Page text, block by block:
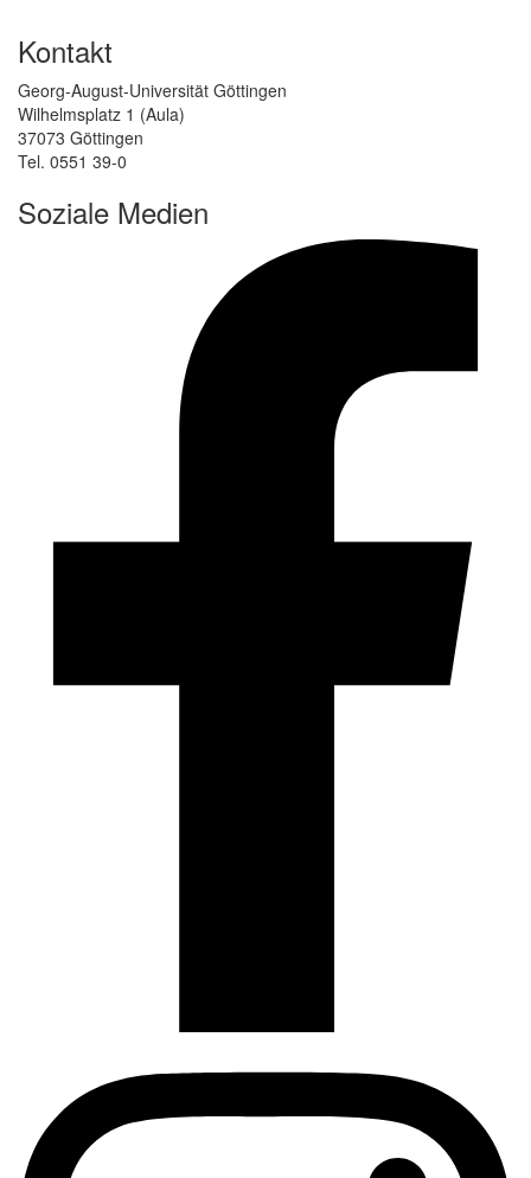
Kontakt
Georg-August-Universität Göttingen
Wilhelmsplatz 1 (Aula)
37073 Göttingen
Tel. 0551 39-0
Soziale Medien